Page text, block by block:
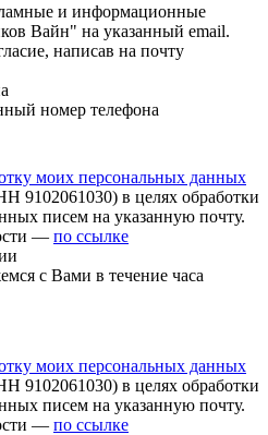
и информационные
Вайн" на указанный email.
написав на почту
номер телефона
моих персональных данных
в целях обработки
писем на указанную почту.
— по ссылке
с Вами в течение часа
моих персональных данных
в целях обработки
писем на указанную почту.
— по ссылке